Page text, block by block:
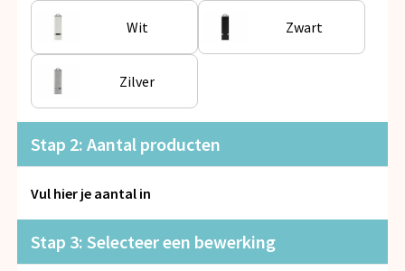
Snoepgoed
Spellen voor binnen en buiten
Veiligheid, Auto en Fiets
Vrije tijd en Strand
Anti-stress
Wit Zwart
Zilver
Stap 2: Aantal producten
Vul hier je aantal in
Stap 3: Selecteer een bewerking